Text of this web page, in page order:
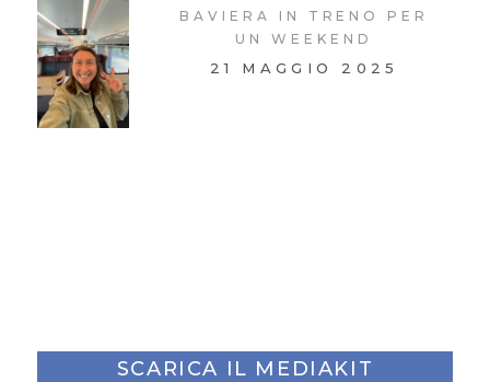
BAVIERA IN TRENO PER
UN WEEKEND
21 MAGGIO 2025
SCARICA IL MEDIAKIT